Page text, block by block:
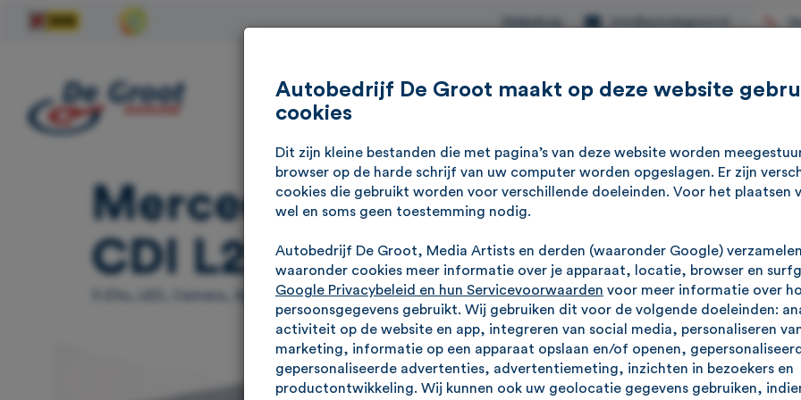
Webshop
Mercedes-Benz Sprinter 319
CDI L2H2 Select
3-Zits, LED, Camera, Apple Carplay, Standkachel, PDC
Autobedrijf De Groot maakt op deze website
cookies
Dit zijn kleine bestanden die met pagina’s van deze website worden
browser op de harde schrijf van uw computer worden opgeslagen. Er zijn
cookies die gebruikt worden voor verschillende doeleinden. Voor het plaatsen
wel en soms geen toestemming nodig.
Autobedrijf De Groot, Media Artists en derden (waaronder Google)
waaronder cookies meer informatie over je apparaat, locatie, browser en
Google Privacybeleid en hun Servicevoorwaarden voor meer informatie over
persoonsgegevens gebruikt. Wij gebruiken dit voor de volgende doeleinden:
activiteit op de website en app, integreren van social media, personaliseren
marketing, informatie op een apparaat opslaan en/of openen,
gepersonaliseerde advertenties, advertentiemeting, inzichten in bezoekers en
productontwikkeling. Wij kunnen ook uw geolocatie gegevens gebruiken,